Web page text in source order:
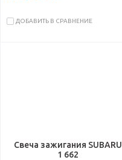
ДОБАВИТЬ В СРАВНЕНИЕ
Свеча зажигания SUBARU
1 662